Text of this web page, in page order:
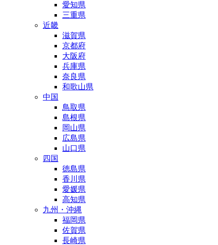
愛知県
三重県
近畿
滋賀県
京都府
大阪府
兵庫県
奈良県
和歌山県
中国
鳥取県
島根県
岡山県
広島県
山口県
四国
徳島県
香川県
愛媛県
高知県
九州・沖縄
福岡県
佐賀県
長崎県